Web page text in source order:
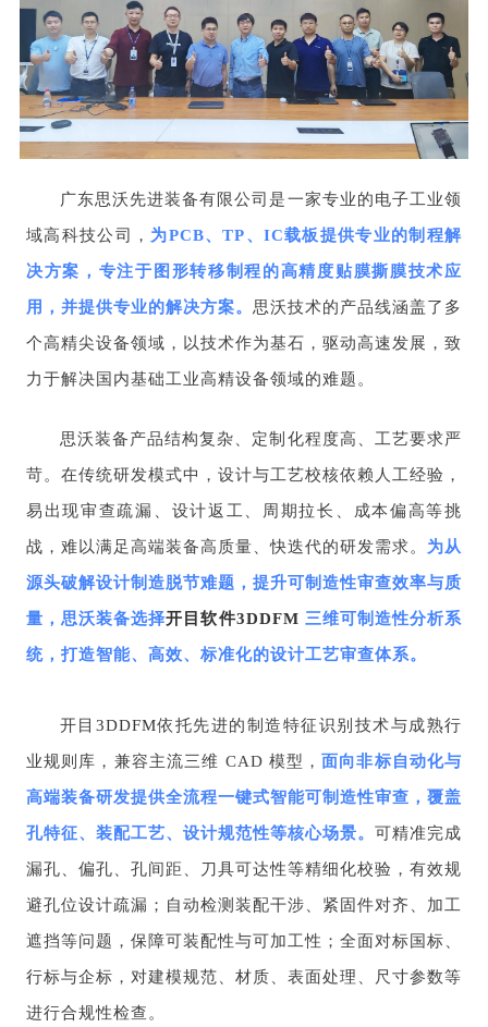
广东思沃先进装备有限公司是一家专业的电子工业领
域高科技公司， 为PCB、TP、IC载板提供专业的制程解
决方案，专注于图形转移制程的高精度贴膜撕膜技术应
用，并提供专业的解决方案。思沃技术的产品线涵盖了多
个高精尖设备领域，以技术作为基石，驱动高速发展，致
力于解决国内基础工业高精设备领域的难题。
思沃装备产品结构复杂、定制化程度高、工艺要求严
苛。在传统研发模式中，设计与工艺校核依赖人工经验，
易出现审查疏漏、设计返工、周期拉长、成本偏高等挑
战，难以满足高端装备高质量、快迭代的研发需求。 为从
源头破解设计制造脱节难题，提升可制造性审查效率与质
量，思沃装备选择开目软件3DDFM 三维可制造性分析系
统，打造智能、高效、标准化的设计工艺审查体系。
开目 3DDFM依托先进的制造特征识别技术与成熟行
业规则库，兼容主流三维 CAD 模型，面向非标自动化与
高端装备研发提供全流程一键式智能可制造性审查，覆盖
孔特征、装配工艺、设计规范性等核心场景。可精准完成
漏孔、偏孔、孔间距、刀具可达性等精细化校验，有效规
避孔位设计疏漏；自动检测装配干涉、紧固件对齐、加工
遮挡等问题，保障可装配性与可加工性；全面对标国标、
行标与企标，对建模规范、材质、表面处理、尺寸参数等
进行合规性检查。